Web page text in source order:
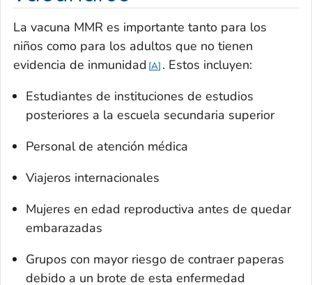
La vacuna MMR es importante tanto para los
niños como para los adultos que no tienen
evidencia de inmunidad A . Estos incluyen:
Estudiantes de instituciones de estudios
posteriores a la escuela secundaria superior
Personal de atención médica
Viajeros internacionales
Mujeres en edad reproductiva antes de quedar
embarazadas
Grupos con mayor riesgo de contraer paperas
debido a un brote de esta enfermedad